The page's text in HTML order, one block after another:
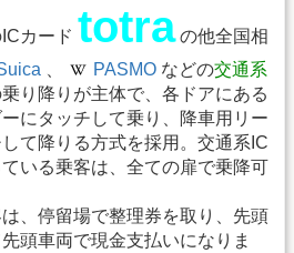
カード totraの他全国相
PASMOなどの交通系
り降りが主体で、各ドアにある
にタッチして乗り、降車用リー
て降りる方式を採用。交通系IC
いる乗客は、全ての扉で乗降可
、停留場で整理券を取り、先頭
頭車両で現金支払いになりま